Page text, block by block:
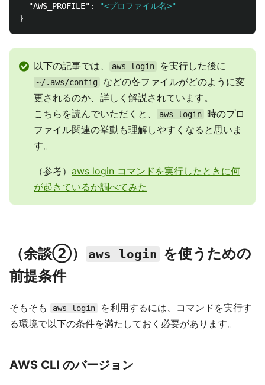
"AWS_PROFILE" :
"<プロファイル名>"
}
以下の記事では、 aws login を実行した後に
~/.aws/config
などの各ファイルがどのように変
更されるのか、詳しく解説されています。
こちらを読んでいただくと、
aws login
時のプロ
ファイル関連の挙動も理解しやすくなると思いま
す。
（参考） aws login コマンドを実行したときに何
が起きているか調べてみた
（余談②） aws login を使うための
前提条件
そもそも aws login
を利用するには、コマンドを実行す
る環境で以下の条件を満たしておく必要があります。
AWS CLI のバージョン